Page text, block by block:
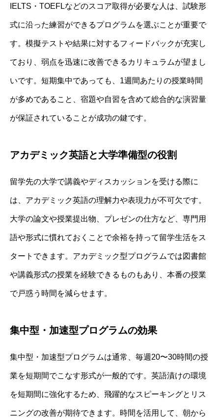
IELTS・TOEFLなどのスコア取得が必要な人は、試験形
式に沿った練習ができるプログラムを選ぶことが重要で
す。模擬テストや結果に対するフィードバックが充実し
ており、弱点を迅速に改善できるカリキュラムが望まし
いです。短期集中であっても、1週間あたりの授業時間
が多めであること、宿題や自習を含めて総合的な演習量
が保証されていることが成功の鍵です。
アカデミック英語と大学準備型の役割
留学先の大学で講義やディスカッションを受ける際に
は、アカデミック英語の理解力や表現力が不可欠です。
大学の論文や授業提出物、プレゼンの仕方など、専門用
語や形式に慣れておくことで余裕を持って留学生活をス
タートできます。アカデミック型プログラムでは図書館
や講義形式の授業を経験できるものもあり、本番の授業
で戸惑う時間を減らせます。
集中型・加速型プログラムの効果
集中型・加速型プログラムは通常、毎週20〜30時間の授
業を短期間でこなす形式が一般的です。英語漬けの環境
を短期間に強化するため、飛躍的なスピーキングとリス
ニングの改善が期待できます。時間を活用して、朝から